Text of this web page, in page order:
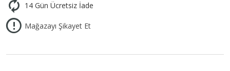
14 Gün Ücretsiz İade
Mağazayı Şikayet Et